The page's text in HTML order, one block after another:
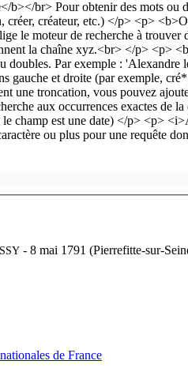
- 8 mai 1791 (Pierrefitte-sur-
de France